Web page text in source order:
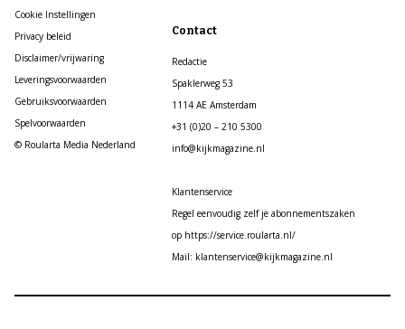
Cookie Instellingen
Privacy beleid
Disclaimer/vrijwaring
Leveringsvoorwaarden
Gebruiksvoorwaarden
Spelvoorwaarden
© Roularta Media Nederland
Contact
Redactie
Spaklerweg 53
1114 AE Amsterdam
+31 (0)20 – 210 5300
info@kijkmagazine.nl
Klantenservice
Regel eenvoudig zelf je abonnementszaken
op https://service.roularta.nl/
Mail: klantenservice@kijkmagazine.nl